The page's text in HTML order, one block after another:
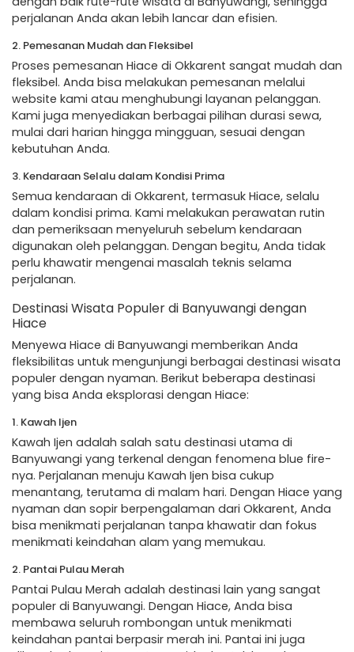
perjalanan Anda akan lebih lancar dan efisien.
2. Pemesanan Mudah dan Fleksibel
Proses pemesanan Hiace di Okkarent sangat mudah dan
fleksibel. Anda bisa melakukan pemesanan melalui
website kami atau menghubungi layanan pelanggan.
Kami juga menyediakan berbagai pilihan durasi sewa,
mulai dari harian hingga mingguan, sesuai dengan
kebutuhan Anda.
3. Kendaraan Selalu dalam Kondisi Prima
Semua kendaraan di Okkarent, termasuk Hiace, selalu
dalam kondisi prima. Kami melakukan perawatan rutin
dan pemeriksaan menyeluruh sebelum kendaraan
digunakan oleh pelanggan. Dengan begitu, Anda tidak
perlu khawatir mengenai masalah teknis selama
perjalanan.
Destinasi Wisata Populer di Banyuwangi dengan
Hiace
Menyewa Hiace di Banyuwangi memberikan Anda
fleksibilitas untuk mengunjungi berbagai destinasi wisata
populer dengan nyaman. Berikut beberapa destinasi
yang bisa Anda eksplorasi dengan Hiace:
1. Kawah Ijen
Kawah Ijen adalah salah satu destinasi utama di
Banyuwangi yang terkenal dengan fenomena blue fire-
nya. Perjalanan menuju Kawah Ijen bisa cukup
menantang, terutama di malam hari. Dengan Hiace yang
nyaman dan sopir berpengalaman dari Okkarent, Anda
bisa menikmati perjalanan tanpa khawatir dan fokus
menikmati keindahan alam yang memukau.
2. Pantai Pulau Merah
Pantai Pulau Merah adalah destinasi lain yang sangat
populer di Banyuwangi. Dengan Hiace, Anda bisa
membawa seluruh rombongan untuk menikmati
keindahan pantai berpasir merah ini. Pantai ini juga